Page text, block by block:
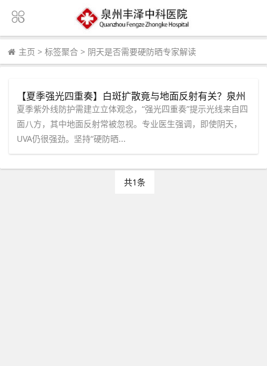
主页 > 标签聚合 > 阴天是否需要硬防晒专家解读
【夏季强光四重奏】白斑扩散竟与地面反射有关？泉州
中科张喜艳医生提醒：“阴天不出太阳也得做硬防晒！”
夏季紫外线防护需建立立体观念，“强光四重奏”提示光线来自四
面八方，其中地面反射常被忽视。专业医生强调，即使阴天，
UVA仍很强劲。坚持“硬防晒...
共1条